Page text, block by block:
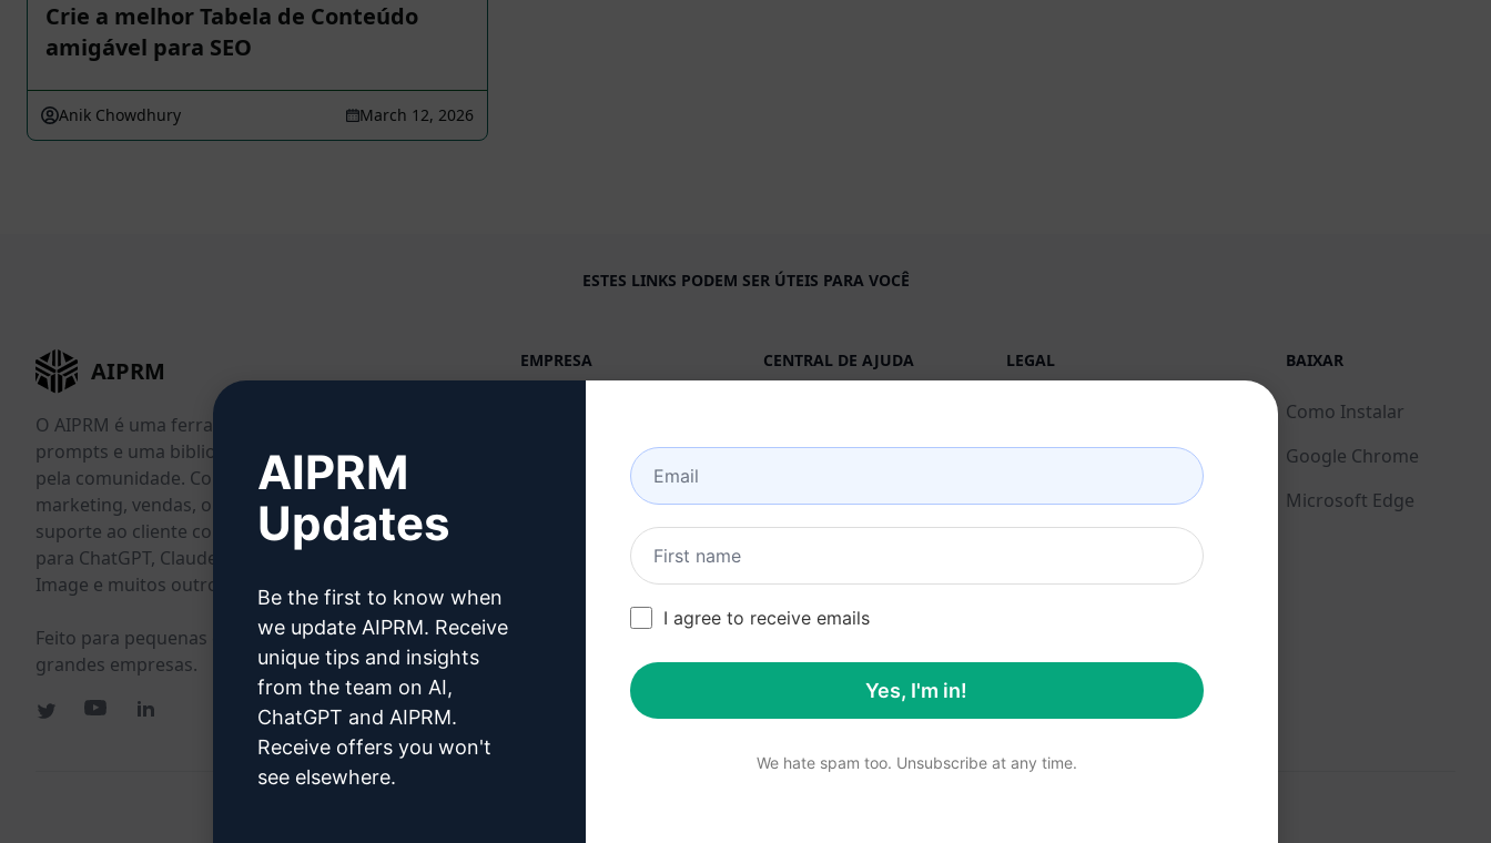
Crie a melhor Tabela de Conteúdo
amigável para SEO
Anik Chowdhury March 12, 2026
ESTES LINKS PODEM SER ÚTEIS PARA VOCÊ
AIPRM
O AIPRM é uma ferramenta de gerenciamento de
prompts e uma biblioteca de prompts impulsionada
pela comunidade. Conclua em minutos tarefas de
marketing, vendas, operações, produtividade e
suporte ao cliente com prompts prontos para uso
para ChatGPT, Claude, Gemini, Midjourney, GPT
Image e muitos outros.
Feito para pequenas empresas. Com a confiança de
grandes empresas.
EMPRESA
Indústrias (en)
IA generativa
Preços Individuais (en)
Preços para Equipes
CENTRAL DE AJUDA
Comunidade de
Status (en)
LEGAL
Política de Uso Aceitável
(en)
Termos de Faturamento
BAIXAR
Como Instalar
Google Chrome
Microsoft Edge
AIPRM
Updates
Be the first to know when
we update AIPRM. Receive
unique tips and insights
from the team on AI,
ChatGPT and AIPRM.
Receive offers you won't
see elsewhere.
I agree to receive emails
Yes, I'm in!
We hate spam too. Unsubscribe at any time.